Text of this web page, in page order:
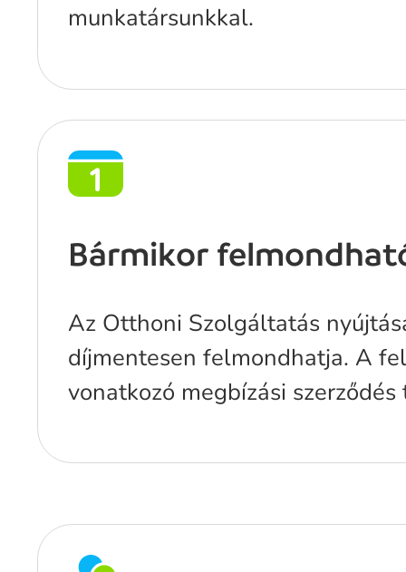
munkatársunkkal.
Bármikor
Az Otthoni Szolgáltatás
díjmentesen felmondhatja. A
vonatkozó megbízási